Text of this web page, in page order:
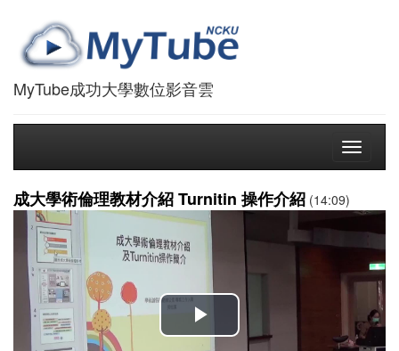
MyTube成功大學數位影音雲
Toggle
成大學術倫理教材介紹 Turnitin 操作介紹 (14:09)
播